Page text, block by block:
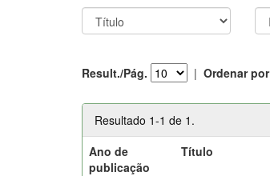
Result./Pág. | Ordenar por
Resultado 1-1 de 1.
Ano de
publicação
Título